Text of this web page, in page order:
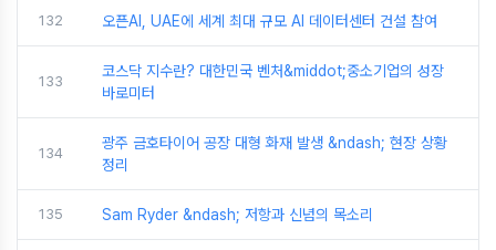
132 오픈AI, UAE에 세계 최대 규모 AI 데이터센터 건설 참여
133
코스닥 지수란? 대한민국 벤처&middot;중소기업의 성장
바로미터
134
광주 금호타이어 공장 대형 화재 발생 &ndash; 현장 상황
정리
135 Sam Ryder &ndash; 저항과 신념의 목소리